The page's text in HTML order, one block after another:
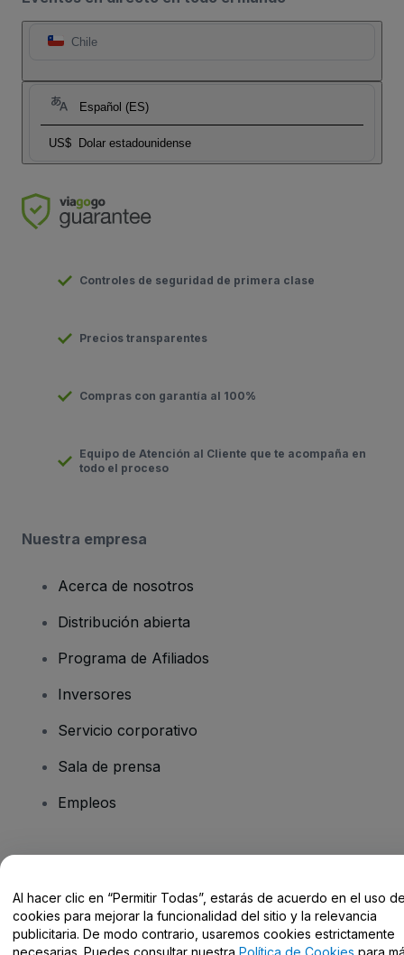
Chile
Español (ES)
US$ Dolar estadounidense
Controles de seguridad de primera clase
Precios transparentes
Compras con garantía al 100%
Equipo de Atención al Cliente que te acompaña en
todo el proceso
Nuestra empresa
Acerca de nosotros
Distribución abierta
Programa de Afiliados
Inversores
Servicio corporativo
Sala de prensa
Empleos
Centro de Ayuda / Contacto
Al hacer clic en “Permitir Todas”, estarás de acuerdo en el uso
cookies para mejorar la funcionalidad del sitio y la relevancia
publicitaria. De modo contrario, usaremos cookies estrictamente
necesarias. Puedes consultar nuestra Política de Cookies para